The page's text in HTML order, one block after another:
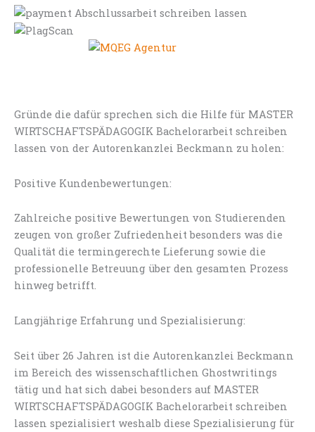
Gründe die dafür sprechen sich die Hilfe für MASTER
WIRTSCHAFTSPÄDAGOGIK Bachelorarbeit schreiben
lassen von der Autorenkanzlei Beckmann zu holen:
Positive Kundenbewertungen:
Zahlreiche positive Bewertungen von Studierenden
zeugen von großer Zufriedenheit besonders was die
Qualität die termingerechte Lieferung sowie die
professionelle Betreuung über den gesamten Prozess
hinweg betrifft.
Langjährige Erfahrung und Spezialisierung:
Seit über 26 Jahren ist die Autorenkanzlei Beckmann
im Bereich des wissenschaftlichen Ghostwritings
tätig und hat sich dabei besonders auf MASTER
WIRTSCHAFTSPÄDAGOGIK Bachelorarbeit schreiben
lassen spezialisiert weshalb diese Spezialisierung für